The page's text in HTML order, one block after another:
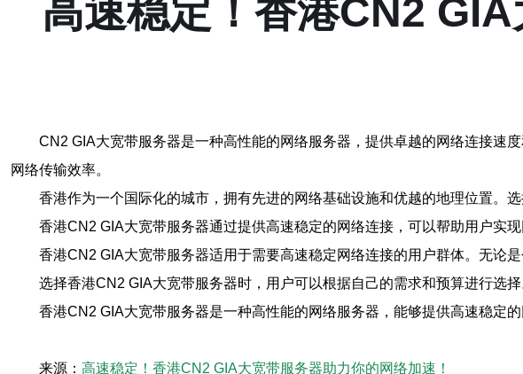
高速稳定！香港CN2
CN2 GIA大宽带服务器是一种高性能的网络服务器，提供卓越的网络连接速
网络传输效率。
香港作为一个国际化的城市，拥有先进的网络基础设施和优越的地理位置。
香港CN2 GIA大宽带服务器通过提供高速稳定的网络连接，可以帮助用户实
香港CN2 GIA大宽带服务器适用于需要高速稳定网络连接的用户群体。无论
选择香港CN2 GIA大宽带服务器时，用户可以根据自己的需求和预算进行选
香港CN2 GIA大宽带服务器是一种高性能的网络服务器，能够提供高速稳定
来源： 高速稳定！香港CN2 GIA大宽带服务器助力你的网络加速！